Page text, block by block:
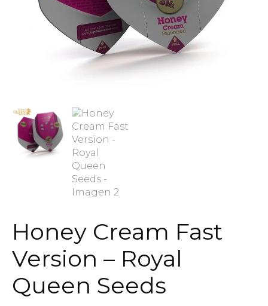
Honey Cream Fast
Version – Royal
Queen Seeds